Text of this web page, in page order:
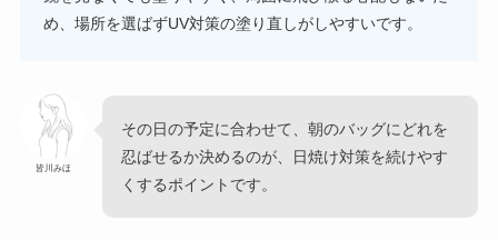
め、場所を選ばずUV対策の塗り直しがしやすいです。
皆川みほ
その日の予定に合わせて、朝のバッグにどれを
忍ばせるか決めるのが、日焼け対策を続けやす
くするポイントです。